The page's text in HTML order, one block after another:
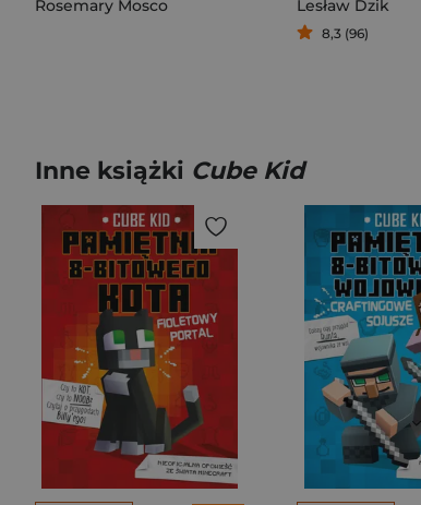
Rosemary Mosco Lesław Dzik
8,3 (96)
Inne książki Cube Kid